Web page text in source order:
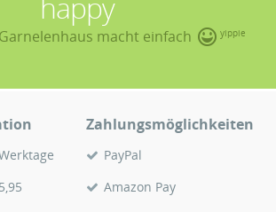
macht einfach yippie
Zahlungsmöglichkeiten
PayPal
Amazon Pay